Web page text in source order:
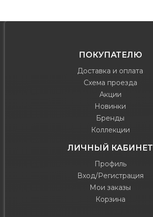
ПОКУПАТЕЛЮ
Доставка и оплата
Схема проезда
Акции
Новинки
Бренды
Коллекции
ЛИЧНЫЙ КАБИНЕТ
Профиль
Вход/Регистрация
Мои заказы
Корзина